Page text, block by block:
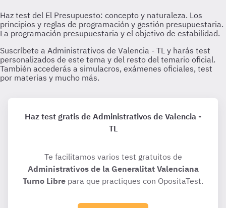
Haz test gratis de Administrativos de Valencia -
TL
Te facilitamos varios test gratuitos de
Administrativos de la Generalitat Valenciana
Turno Libre para que practiques con OpositaTest.